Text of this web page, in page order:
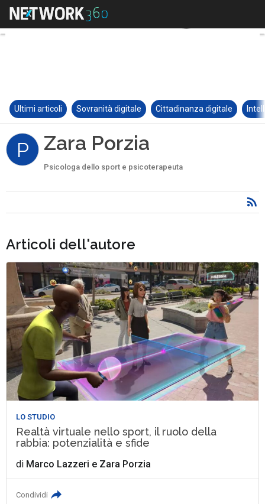
Ultimi articoli Sovranità digitale Cittadinanza digitale
P Zara Porzia
Psicologa dello sport e psicoterapeuta
Articoli dell'autore
LO STUDIO
Realtà virtuale nello sport, il ruolo della
rabbia: potenzialità e sfide
di Marco Lazzeri e Zara Porzia
Condividi